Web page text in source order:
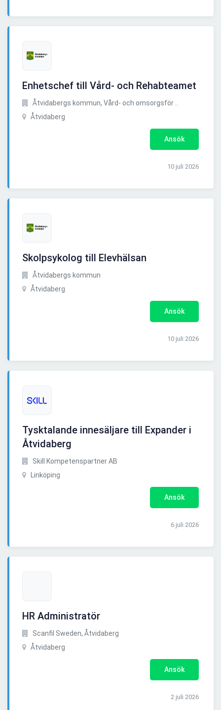
Enhetschef till Vård- och Rehabteamet
Åtvidabergs kommun, Vård- och omsorgsför ..
Åtvidaberg
Ansök
10 juli 2026
Skolpsykolog till Elevhälsan
Åtvidabergs kommun
Åtvidaberg
Ansök
10 juli 2026
Tysktalande innesäljare till Expander i
Åtvidaberg
Skill Kompetenspartner AB
Linköping
Ansök
6 juli 2026
HR Administratör
Scanfil Sweden, Åtvidaberg
Åtvidaberg
Ansök
2 juli 2026